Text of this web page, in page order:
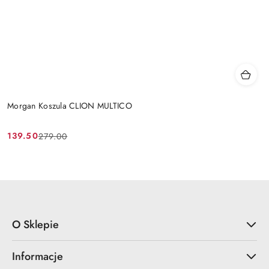
Morgan Koszula CLION MULTICO
Cena
139.50
Cena
279.00
O Sklepie
Informacje